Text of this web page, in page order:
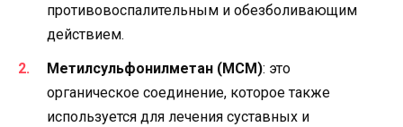
противовоспалительным и обезболивающим
действием.
Метилсульфонилметан (МСМ): это
органическое соединение, которое также
используется для лечения суставных и